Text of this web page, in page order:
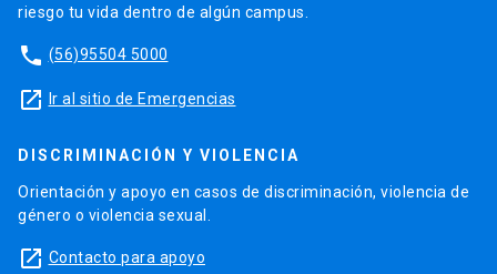
riesgo tu vida dentro de algún campus.
phone (56)95504 5000
launch Ir al sitio de Emergencias
DISCRIMINACIÓN Y VIOLENCIA
Orientación y apoyo en casos de discriminación, violencia de
género o violencia sexual.
launch Contacto para apoyo